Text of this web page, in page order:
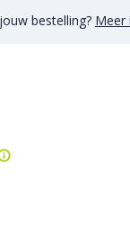
bestelling? Meer